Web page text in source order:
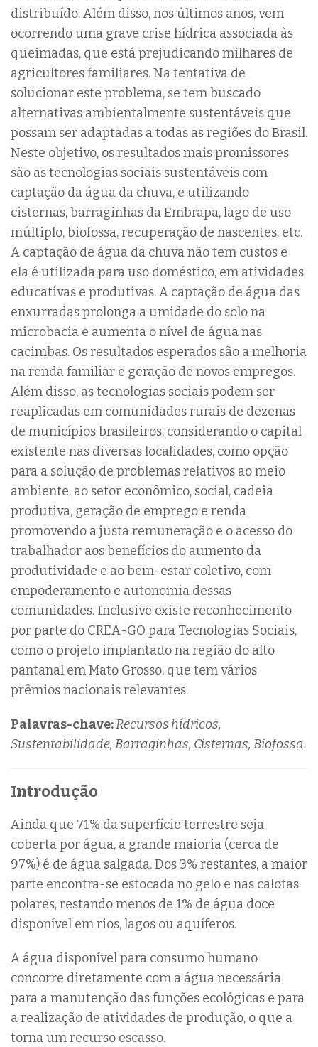
distribuído.Além disso, nos últimos anos, vem
ocorrendo uma grave crise hídrica associada às
queimadas, que está prejudicando milhares de
agricultores familiares.Na tentativa de
solucionar este problema, se tem buscado
alternativas ambientalmente sustentáveis que
possam ser adaptadas a todas as regiões do Brasil.
Neste objetivo, os resultados mais promissores
são as tecnologias sociais sustentáveis com
captação da água da chuva, e utilizando
cisternas, barraginhas da Embrapa, lago de uso
múltiplo, biofossa, recuperação de nascentes, etc.
A captação de água da chuva não tem custos e
ela é utilizada para uso doméstico, em atividades
educativas e produtivas. A captação de água das
enxurradas prolonga a umidade do solo na
microbacia e aumenta o nível de água nas
cacimbas. Os resultados esperados são a melhoria
na renda familiar e geração de novos empregos.
Além disso, as tecnologias sociais podem ser
reaplicadas em comunidades rurais de dezenas
de municípios brasileiros, considerando o capital
existente nas diversas localidades, como opção
para a solução de problemas relativos ao meio
ambiente, ao setor econômico, social, cadeia
produtiva, geração de emprego e renda
promovendo a justa remuneração e o acesso do
trabalhador aos benefícios do aumento da
produtividade e ao bem-estar coletivo, com
empoderamento e autonomia dessas
comunidades. Inclusive existe reconhecimento
por parte do CREA-GO para Tecnologias Sociais,
como o projeto implantado na região do alto
pantanal em Mato Grosso, que tem vários
prêmios nacionais relevantes.
Palavras-chave:Recursos hídricos,
Sustentabilidade, Barraginhas, Cisternas, Biofossa.
Introdução
Ainda que 71% da superfície terrestre seja
coberta por água, a grande maioria (cerca de
97%) é de água salgada. Dos 3% restantes, a maior
parte encontra-se estocada no gelo e nas calotas
polares, restando menos de 1% de água doce
disponível em rios, lagos ou aquíferos.
A água disponível para consumo humano
concorre diretamente com a água necessária
para a manutenção das funções ecológicas e para
a realização de atividades de produção, o que a
torna um recurso escasso.